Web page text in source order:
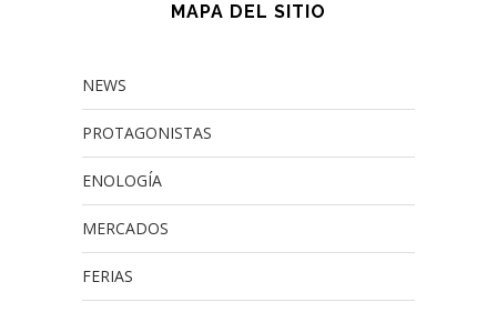
MAPA DEL SITIO
NEWS
PROTAGONISTAS
ENOLOGÍA
MERCADOS
FERIAS